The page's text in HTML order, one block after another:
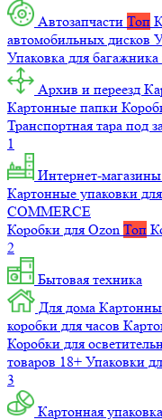
Автозапчасти Топ
автомобильных дисков
Упаковка для багажника
Архив и переезд
Картонные папки
Транспортная тара под
1
Интернет-магазины
Картонные упаковки
COMMERCE
Коробки для Ozon Топ
2
Бытовая техника
Для дома
коробки для часов
Коробки для
товаров 18+ Упаковки
3
Картонная